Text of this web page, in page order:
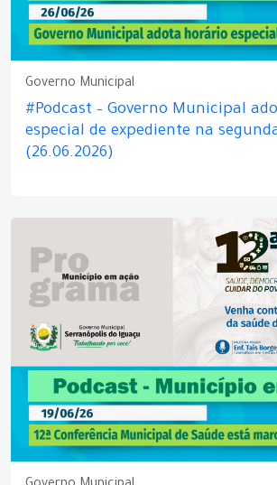
Governo Municipal
#Podcast – Governo Municipal
especial de expediente na
(26.06.2026)